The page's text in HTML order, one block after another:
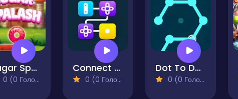
Sugar Spalash
0 (0 Голосів)
Connect the Blocks Mind Grid
0 (0 Голосів)
Dot To Dot - Puzzle
0 (0 Голосів)